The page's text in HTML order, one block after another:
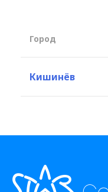
Город
Кишинёв